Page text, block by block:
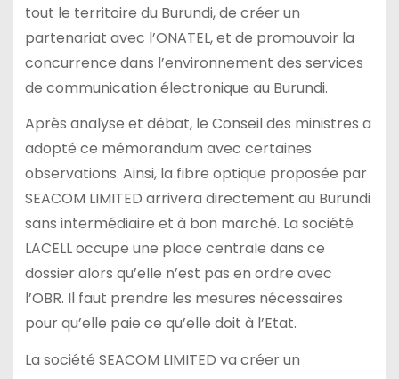
tout le territoire du Burundi, de créer un
partenariat avec l’ONATEL, et de promouvoir la
concurrence dans l’environnement des services
de communication électronique au Burundi.
Après analyse et débat, le Conseil des ministres a
adopté ce mémorandum avec certaines
observations. Ainsi, la fibre optique proposée par
SEACOM LIMITED arrivera directement au Burundi
sans intermédiaire et à bon marché. La société
LACELL occupe une place centrale dans ce
dossier alors qu’elle n’est pas en ordre avec
l’OBR. Il faut prendre les mesures nécessaires
pour qu’elle paie ce qu’elle doit à l’Etat.
La société SEACOM LIMITED va créer un